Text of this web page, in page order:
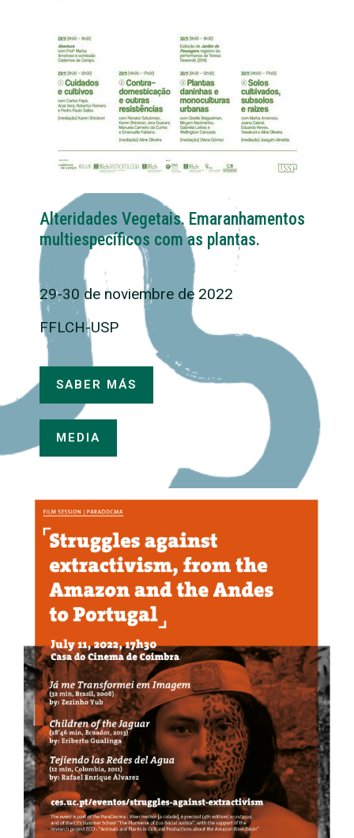
Alteridades Vegetais. Emaranhamentos
multiespecíficos com as plantas.
29-30 de noviembre de 2022
FFLCH-USP
SABER MÁS
MEDIA